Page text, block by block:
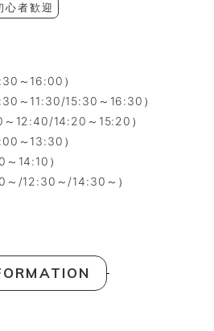
心者歓迎
～16:00）
～11:30/15:30～16:30）
～12:40/14:20～15:20）
～13:30）
14:10）
～/12:30～/14:30～）